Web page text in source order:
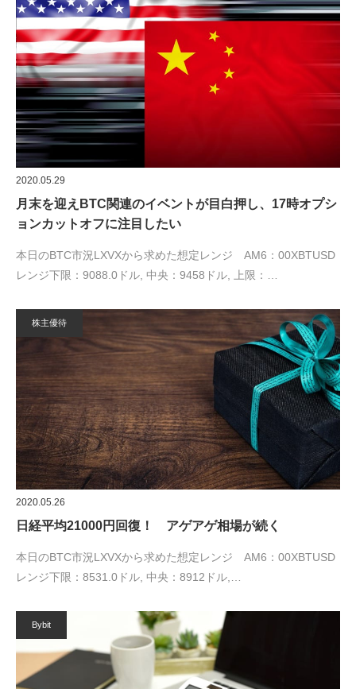
2020.05.29
月末を迎えBTC関連のイベントが目白押し、17時オプシ
ョンカットオフに注目したい
本日のBTC市況LXVXから求めた想定レンジ AM6：00XBTUSD
レンジ下限：9088.0ドル, 中央：9458ドル, 上限：…
株主優待
2020.05.26
日経平均21000円回復！ アゲアゲ相場が続く
本日のBTC市況LXVXから求めた想定レンジ AM6：00XBTUSD
レンジ下限：8531.0ドル, 中央：8912ドル,…
Bybit